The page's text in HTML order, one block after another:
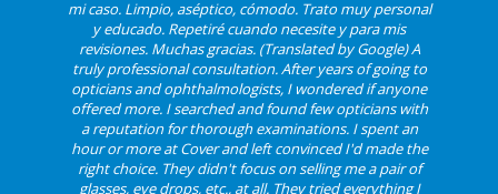
mi caso. Limpio, aséptico, cómodo. Trato muy personal
y educado. Repetiré cuando necesite y para mis
revisiones. Muchas gracias. (Translated by Google) A
truly professional consultation. After years of going to
opticians and ophthalmologists, I wondered if anyone
offered more. I searched and found few opticians with
a reputation for thorough examinations. I spent an
hour or more at Cover and left convinced I'd made the
right choice. They didn't focus on selling me a pair of
glasses, eye drops, etc., at all. They tried everything I